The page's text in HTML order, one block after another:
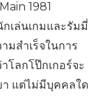
1981
เล่นเกมและรัมมี่
มสำเร็จในการ
โลกโป๊กเกอร์จะ
า แต่ไม่มีบุคคลใด